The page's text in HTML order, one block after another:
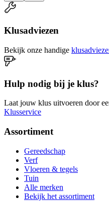
Klusadviezen
Bekijk onze handige
Hulp nodig bij je klus?
Laat jouw klus uitvoeren door
Klusservice
Assortiment
Gereedschap
Verf
Vloeren & tegels
Tuin
Alle merken
Bekijk het assortiment